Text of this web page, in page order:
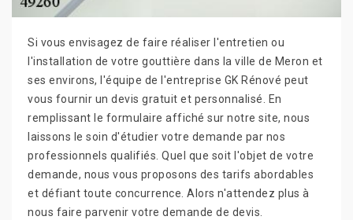
Si vous envisagez de faire réaliser l'entretien ou
l'installation de votre gouttière dans la ville de Meron et
ses environs, l'équipe de l'entreprise GK Rénové peut
vous fournir un devis gratuit et personnalisé. En
remplissant le formulaire affiché sur notre site, nous
laissons le soin d'étudier votre demande par nos
professionnels qualifiés. Quel que soit l'objet de votre
demande, nous vous proposons des tarifs abordables
et défiant toute concurrence. Alors n'attendez plus à
nous faire parvenir votre demande de devis.